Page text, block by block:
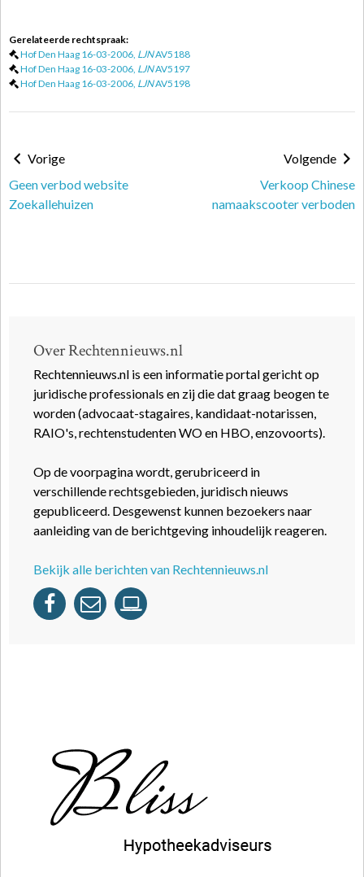
Gerelateerde rechtspraak:
Hof Den Haag 16-03-2006, LJNAV5188
Hof Den Haag 16-03-2006, LJNAV5197
Hof Den Haag 16-03-2006, LJNAV5198
Vorige
Geen verbod website
Zoekallehuizen
Volgende
Verkoop Chinese
namaakscooter verboden
Over Rechtennieuws.nl
Rechtennieuws.nl is een informatie portal gericht op
juridische professionals en zij die dat graag beogen te
worden (advocaat-stagaires, kandidaat-notarissen,
RAIO's, rechtenstudenten WO en HBO, enzovoorts).
Op de voorpagina wordt, gerubriceerd in
verschillende rechtsgebieden, juridisch nieuws
gepubliceerd. Desgewenst kunnen bezoekers naar
aanleiding van de berichtgeving inhoudelijk reageren.
Bekijk alle berichten van Rechtennieuws.nl